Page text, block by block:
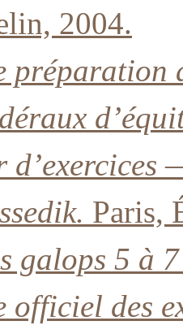
2004.
préparation
Paris,
galops 5 à
officiel des